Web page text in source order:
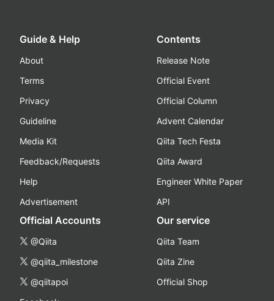
Guide & Help
About
Terms
Privacy
Guideline
Media Kit
Feedback/Requests
Help
Advertisement
Contents
Release Note
Official Event
Official Column
Advent Calendar
Qiita Tech Festa
Qiita Award
Engineer White Paper
API
Official Accounts
@Qiita
@qiita_milestone
@qiitapoi
Our service
Qiita Team
Qiita Zine
Official Shop